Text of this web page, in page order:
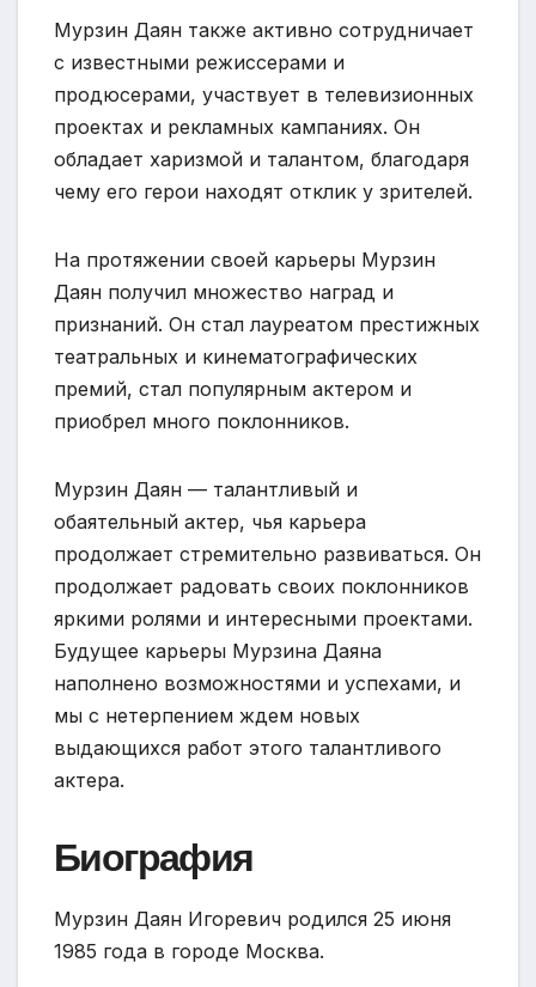
Мурзин Даян также активно сотрудничает
с известными режиссерами и
продюсерами, участвует в телевизионных
проектах и рекламных кампаниях. Он
обладает харизмой и талантом, благодаря
чему его герои находят отклик у зрителей.
На протяжении своей карьеры Мурзин
Даян получил множество наград и
признаний. Он стал лауреатом престижных
театральных и кинематографических
премий, стал популярным актером и
приобрел много поклонников.
Мурзин Даян — талантливый и
обаятельный актер, чья карьера
продолжает стремительно развиваться. Он
продолжает радовать своих поклонников
яркими ролями и интересными проектами.
Будущее карьеры Мурзина Даяна
наполнено возможностями и успехами, и
мы с нетерпением ждем новых
выдающихся работ этого талантливого
актера.
Биография
Мурзин Даян Игоревич родился 25 июня
1985 года в городе Москва.